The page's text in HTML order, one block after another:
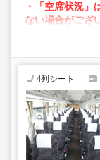
・「空席状況」
ない場合がござ
・車両は予告な
で、あらかじめ
4列シート